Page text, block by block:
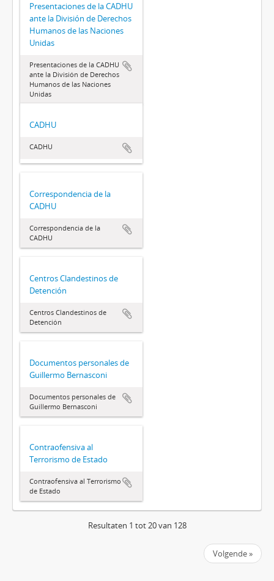
Presentaciones de la CADHU
ante la División de Derechos
Humanos de las Naciones
Unidas
Presentaciones de la CADHU
ante la División de Derechos
Humanos de las Naciones
Unidas
CADHU
CADHU
Correspondencia de la
CADHU
Correspondencia de la
CADHU
Centros Clandestinos de
Detención
Centros Clandestinos de
Detención
Documentos personales de
Guillermo Bernasconi
Documentos personales de
Guillermo Bernasconi
Contraofensiva al
Terrorismo de Estado
Contraofensiva al Terrorismo
de Estado
Resultaten 1 tot 20 van 128
Volgende »